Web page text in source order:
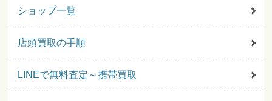
ショップ一覧
店頭買取の手順
LINEで無料査定～携帯買取